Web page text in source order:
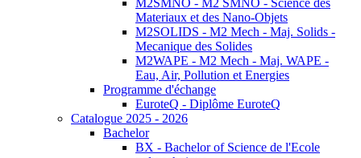
M2SMNO - M2 SMNO - Science des
Materiaux et des Nano-Objets
M2SOLIDS - M2 Mech - Maj. Solids -
Mecanique des Solides
M2WAPE - M2 Mech - Maj. WAPE -
Eau, Air, Pollution et Energies
Programme d'échange
EuroteQ - Diplôme EuroteQ
Catalogue 2025 - 2026
Bachelor
BX - Bachelor of Science de l'Ecole